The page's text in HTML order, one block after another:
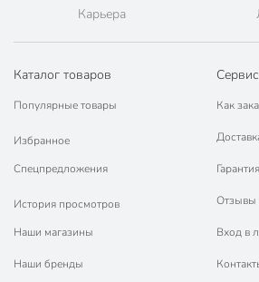
Карьера
Каталог товаров
Популярные товары
Избранное
Спецпредложения
История просмотров
Наши магазины
Наши бренды
Как
Отзывы
Вход в